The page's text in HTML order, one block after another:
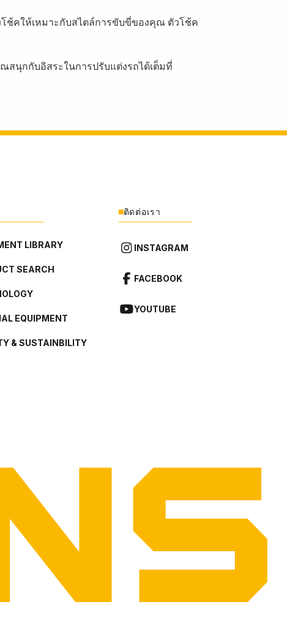
โช้คให้เหมาะกับสไตล์การขับขี่ของคุณ ตัวโช้ค
สนุกกับอิสระในการปรับแต่งรถได้เต็มที่
LIBRARY
SEARCH
EQUIPMENT
& SUSTAINBILITY
ติดต่อเรา
INSTAGRAM
FACEBOOK
YOUTUBE